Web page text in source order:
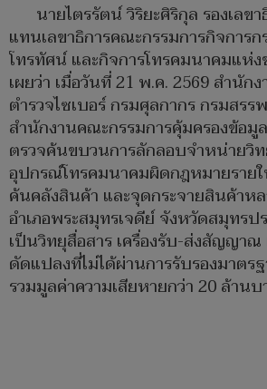
นายไตรรัตน์ วิริยะศิริกุล รองเลข
แทนเลขาธิการคณะกรรมการกิจการก
โทรทัศน์ และกิจการโทรคมนาคมแห่
เผยว่า เมื่อวันที่ 21 พ.ค. 2569 สำนัก
ตำรวจไซเบอร์ กรมศุลกากร กรมสรร
สำนักงานคณะกรรมการคุ้มครองข้อมู
ตรวจค้นขบวนการลักลอบจำหน่ายวิท
อุปกรณ์โทรคมนาคมผิดกฎหมายราย
ค้นคลังสินค้า และจุดกระจายสินค้า
อำเภอพระสมุทรเจดีย์ จังหวัดสมุทรป
เป็นวิทยุสื่อสาร เครื่องรับ-ส่งสัญญา
ดัดแปลงที่ไม่ได้ผ่านการรับรองมาตร
รวมมูลค่าความเสียหายกว่า 20 ล้าน